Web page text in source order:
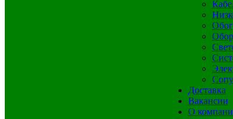
Доставка
Вакансии
О